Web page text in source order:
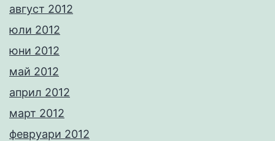
август 2012
юли 2012
юни 2012
май 2012
април 2012
март 2012
февруари 2012